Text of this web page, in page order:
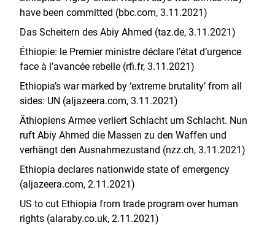
have been committed (bbc.com, 3.11.2021)
Das Scheitern des Abiy Ahmed (taz.de, 3.11.2021)
Éthiopie: le Premier ministre déclare l’état d’urgence
face à l’avancée rebelle (rfi.fr, 3.11.2021)
Ethiopia’s war marked by ‘extreme brutality’ from all
sides: UN (aljazeera.com, 3.11.2021)
Äthiopiens Armee verliert Schlacht um Schlacht. Nun
ruft Abiy Ahmed die Massen zu den Waffen und
verhängt den Ausnahmezustand (nzz.ch, 3.11.2021)
Ethiopia declares nationwide state of emergency
(aljazeera.com, 2.11.2021)
US to cut Ethiopia from trade program over human
rights (alaraby.co.uk, 2.11.2021)